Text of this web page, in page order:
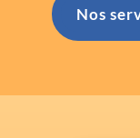
Nos